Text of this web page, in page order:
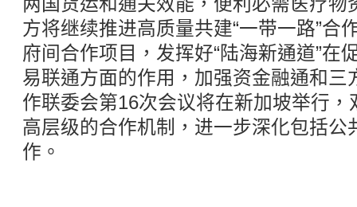
方将继续推进高质量共建“一带一路”合
府间合作项目，发挥好“陆海新通道”在
易联通方面的作用，加强资金融通和三
作联委会第16次会议将在新加坡举行
高层级的合作机制，进一步深化包括公
作。